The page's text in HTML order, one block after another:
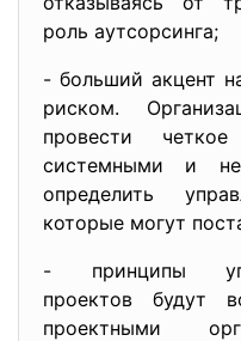
роль аутсорсинга;
- больший акцент
риском.
провести
системными и
определить
которые могут
- принципы
проектов будут
проектными